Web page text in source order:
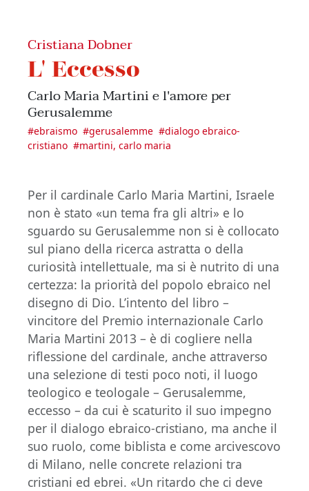
Cristiana Dobner
L' Eccesso
Carlo Maria Martini e l'amore per
Gerusalemme
#ebraismo #gerusalemme #dialogo ebraico-
cristiano #martini, carlo maria
Per il cardinale Carlo Maria Martini, Israele
non è stato «un tema fra gli altri» e lo
sguardo su Gerusalemme non si è collocato
sul piano della ricerca astratta o della
curiosità intellettuale, ma si è nutrito di una
certezza: la priorità del popolo ebraico nel
disegno di Dio. L’intento del libro –
vincitore del Premio internazionale Carlo
Maria Martini 2013 – è di cogliere nella
riflessione del cardinale, anche attraverso
una selezione di testi poco noti, il luogo
teologico e teologale – Gerusalemme,
eccesso – da cui è scaturito il suo impegno
per il dialogo ebraico-cristiano, ma anche il
suo ruolo, come biblista e come arcivescovo
di Milano, nelle concrete relazioni tra
cristiani ed ebrei. «Un ritardo che ci deve